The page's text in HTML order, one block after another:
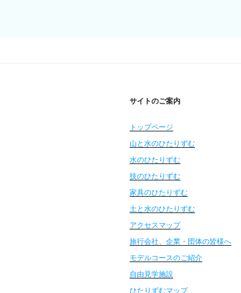
ョ
ン
サイトのご案内
トップページ
山と水のひたりずむ
水のひたりずむ
技のひたりずむ
家具のひたりずむ
土と水のひたりずむ
アクセスマップ
旅行会社、企業・団体の皆様へ
モデルコースのご紹介
自由見学施設
ひたりずむマップ